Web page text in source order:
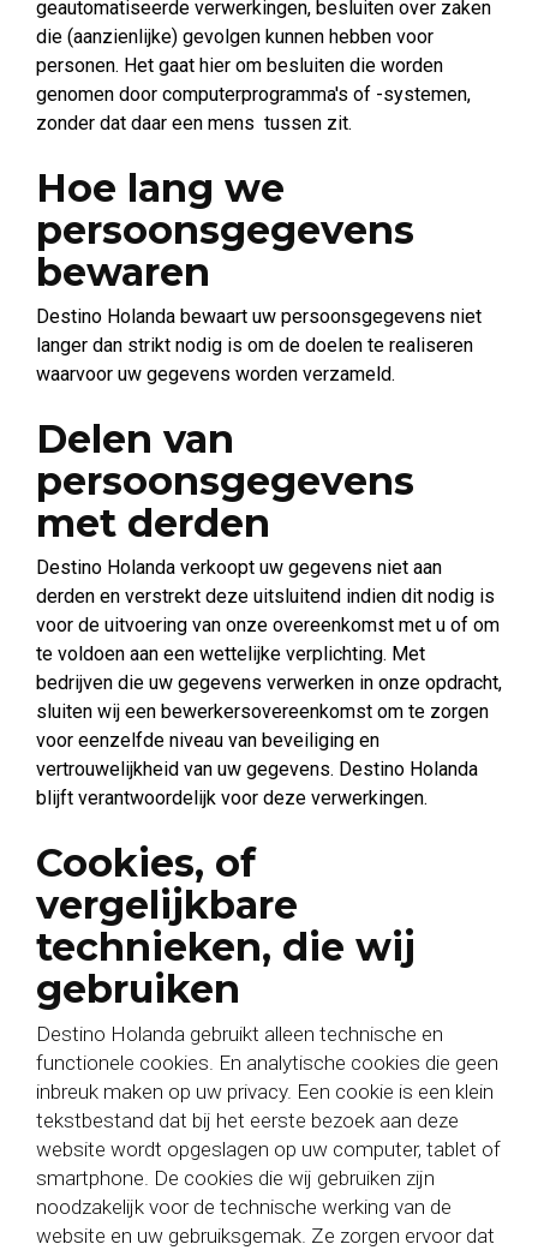
geautomatiseerde verwerkingen, besluiten over zaken
die (aanzienlijke) gevolgen kunnen hebben voor
personen. Het gaat hier om besluiten die worden
genomen door computerprogramma's of -systemen,
zonder dat daar een mens tussen zit.
Hoe lang we
persoonsgegevens
bewaren
Destino Holanda bewaart uw persoonsgegevens niet
langer dan strikt nodig is om de doelen te realiseren
waarvoor uw gegevens worden verzameld.
Delen van
persoonsgegevens
met derden
Destino Holanda verkoopt uw gegevens niet aan
derden en verstrekt deze uitsluitend indien dit nodig is
voor de uitvoering van onze overeenkomst met u of om
te voldoen aan een wettelijke verplichting. Met
bedrijven die uw gegevens verwerken in onze opdracht,
sluiten wij een bewerkersovereenkomst om te zorgen
voor eenzelfde niveau van beveiliging en
vertrouwelijkheid van uw gegevens. Destino Holanda
blijft verantwoordelijk voor deze verwerkingen.
Cookies, of
vergelijkbare
technieken, die wij
gebruiken
Destino Holanda gebruikt alleen technische en
functionele cookies. En analytische cookies die geen
inbreuk maken op uw privacy. Een cookie is een klein
tekstbestand dat bij het eerste bezoek aan deze
website wordt opgeslagen op uw computer, tablet of
smartphone. De cookies die wij gebruiken zijn
noodzakelijk voor de technische werking van de
website en uw gebruiksgemak. Ze zorgen ervoor dat